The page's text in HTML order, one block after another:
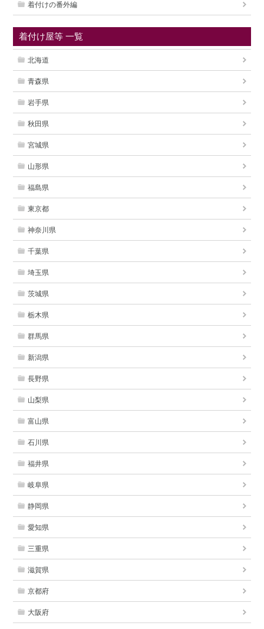
着付けの番外編
着付け屋等 一覧
北海道
青森県
岩手県
秋田県
宮城県
山形県
福島県
東京都
神奈川県
千葉県
埼玉県
茨城県
栃木県
群馬県
新潟県
長野県
山梨県
富山県
石川県
福井県
岐阜県
静岡県
愛知県
三重県
滋賀県
京都府
大阪府